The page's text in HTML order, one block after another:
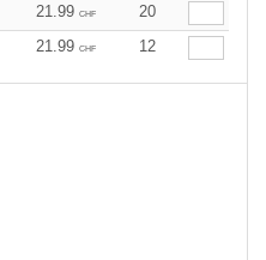
21.99 CHF
20
21.99 CHF 12